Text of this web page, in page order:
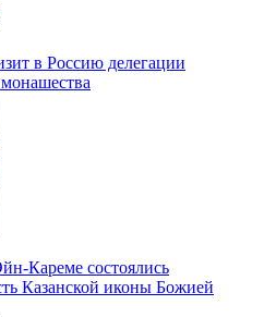
в Россию делегации
Кареме состоялись
Казанской иконы Божией